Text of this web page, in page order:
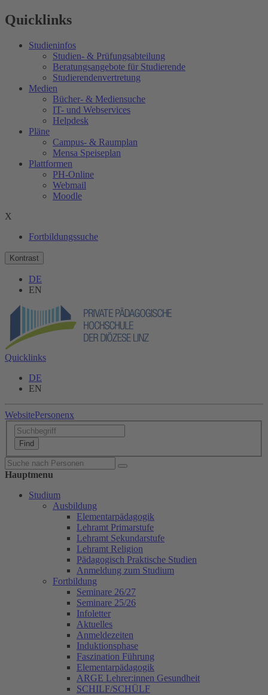
Quicklinks
Studieninfos
Studien- & Prüfungsabteilung
Beratungsangebote für Studierende
Studierendenvertretung
Medien
Bücher- & Mediensuche
IT- und Webservices
Helpdesk
Pläne
Campus- & Raumplan
Mensa Speiseplan
Plattformen
PH-Online
Webmail
Moodle
X
Fortbildungssuche
Kontrast
DE
EN
Quicklinks
DE
EN
WebsitePersonenx
Hauptmenu
Studium
Ausbildung
Elementarpädagogik
Lehramt Primarstufe
Lehramt Sekundarstufe
Lehramt Religion
Pädagogisch Praktische Studien
Anmeldung zum Studium
Fortbildung
Seminare 26/27
Seminare 25/26
Infoletter
Aktuelles
Anmeldezeiten
Induktionsphase
Faszination Führung
Elementarpädagogik
ARGE Lehrer:innen Gesundheit
SCHILF/SCHÜLF